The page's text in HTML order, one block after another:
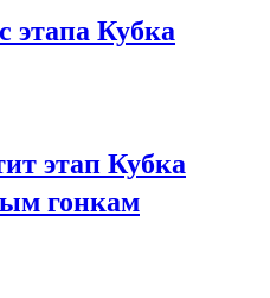
этапа Кубка
этап Кубка
гонкам